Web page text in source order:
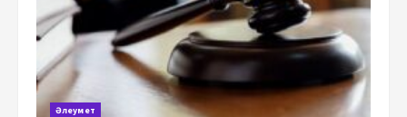
Әлеумет